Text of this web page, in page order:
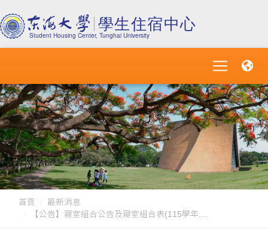
首頁
最新消息
【公告】寢室組合公告及寢室組合表(115學年....